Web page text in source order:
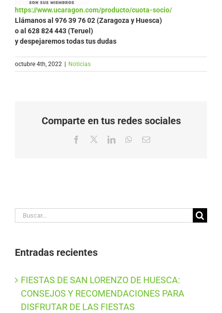
https://www.ucaragon.com/producto/cuota-socio/
Llámanos al 976 39 76 02 (Zaragoza y Huesca)
o al 628 824 443 (Teruel)
y despejaremos todas tus dudas
octubre 4th, 2022 | Noticias
Comparte en tus redes sociales
Facebook
X LinkedInWhatsApp
Correo
Buscar:
Entradas recientes
FIESTAS DE SAN LORENZO DE HUESCA:
CONSEJOS Y RECOMENDACIONES PARA
DISFRUTAR DE LAS FIESTAS